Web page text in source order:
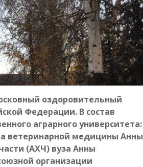
оздоровительный
Федерации. В состав
аграрного университета:
ветеринарной медицины Анны
(АХЧ) вуза Анны
организации